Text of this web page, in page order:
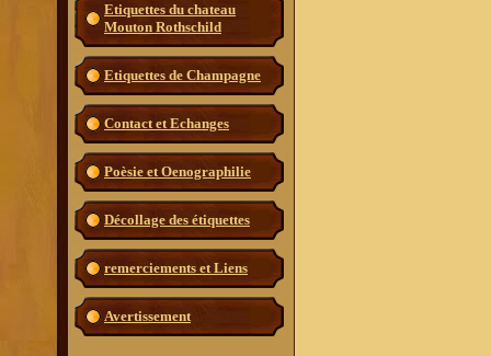
Etiquettes du chateau
Mouton Rothschild
Etiquettes de Champagne
Contact et Echanges
Poèsie et Oenographilie
Décollage des étiquettes
remerciements et Liens
Avertissement